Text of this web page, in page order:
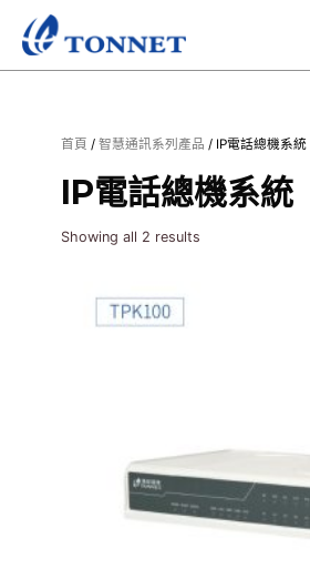
首頁 / 智慧通訊系列產品 / IP電話總機系統
IP電話總機系統
Showing all 2 results